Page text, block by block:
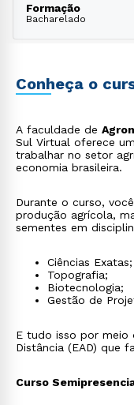
Formação
Bacharelado
Conheça o
A faculdade de
Sul Virtual oferece
trabalhar no setor
economia brasileira.
Durante o curso,
produção agrícola,
sementes em
Ciências Exatas;
Topografia;
Biotecnologia;
Gestão de
E tudo isso por meio
Distância (EAD) que
Curso